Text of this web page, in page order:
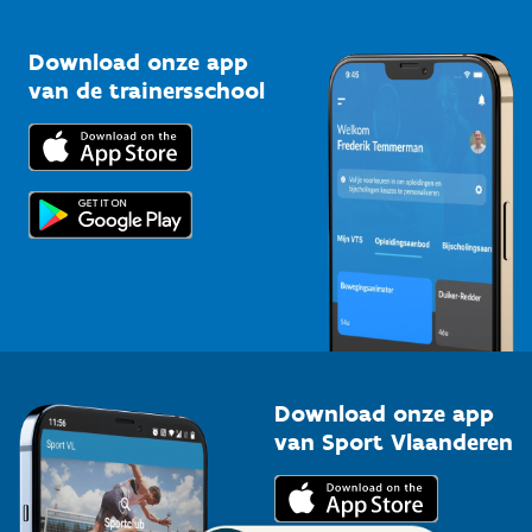
Bedrijven
Trainers en begeleiders
Topsporters
Vlaamse Trainersschool
Kennisplatform
Downloads
Voor de pers
Download onze app
van de trainersschool
Download onze app
van Sport Vlaanderen